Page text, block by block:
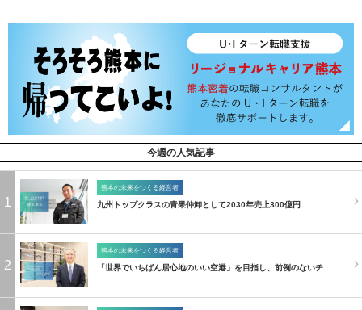
今週の人気記事
1
熊本の未来をつくる経営者
九州トップクラスの青果仲卸として2030年売上300億円…
2
熊本の未来をつくる経営者
「世界でいちばん居心地のいい空港」を目指し、前例のないチ…